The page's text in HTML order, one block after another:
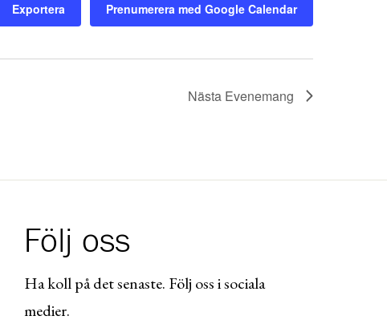
Exportera Prenumerera med Google Calendar
Nästa Evenemang
Följ oss
Ha koll på det senaste. Följ oss i sociala
medier.